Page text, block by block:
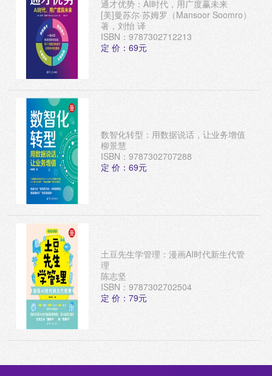
通才优势：AI时代，用广度赢未来
[美]曼苏尔·苏姆罗（Mansoor Soomro）
著，刘怡 译
ISBN：9787302712213
定 价：69元
数智化转型：用数据说话，让业务增值
柳景慧
ISBN：9787302707288
定 价：69元
土豆先生学管理：漫画AI时代新生代管
理
陈志坚
ISBN：9787302702504
定 价：79元